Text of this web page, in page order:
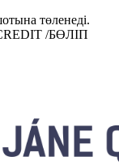
төленеді.
/БӨЛІП